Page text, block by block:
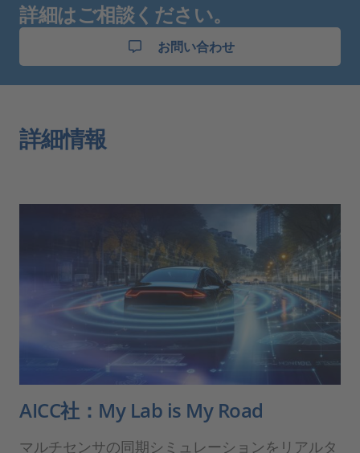
詳細はご相談ください。
お問い合わせ
詳細情報
AICC社：My Lab is My Road
マルチセンサの同期シミュレーションをリアルタ